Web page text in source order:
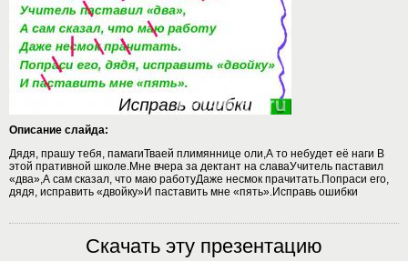
Описание слайда:
Дядя, прашу тебя, памагиТваей плимяннице оли,А то небудет её наги В
этой пративной школе.Мне вчера за дектант на славаУчитель паставил
«два»,А сам сказал, что маю работуДаже несмок прачитать.Попраси его,
дядя, исправить «двойку»И паставить мне «пять».Исправь ошибки
Скачать эту презентацию